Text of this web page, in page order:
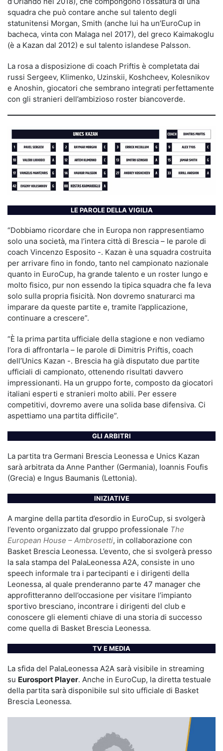
squadra che può contare anche sul talento degli
statunitensi Morgan, Smith (anche lui ha un’EuroCup in
bacheca, vinta con Malaga nel 2017), del greco Kaimakoglu
(è a Kazan dal 2012) e sul talento islandese Palsson.
La rosa a disposizione di coach Priftis è completata dai
russi Sergeev, Klimenko, Uzinskii, Koshcheev, Kolesnikov
e Anoshin, giocatori che sembrano integrati perfettamente
con gli stranieri dell’ambizioso roster biancoverde.
LE PAROLE DELLA VIGILIA
“Dobbiamo ricordare che in Europa non rappresentiamo
solo una società, ma l’intera città di Brescia – le parole di
coach Vincenzo Esposito -. Kazan è una squadra costruita
per arrivare fino in fondo, tanto nel campionato nazionale
quanto in EuroCup, ha grande talento e un roster lungo e
molto fisico, pur non essendo la tipica squadra che fa leva
solo sulla propria fisicità. Non dovremo snaturarci ma
imparare da queste partite e, tramite l’applicazione,
continuare a crescere”.
“È la prima partita ufficiale della stagione e non vediamo
l’ora di affrontarla – le parole di Dimitris Priftis, coach
dell’Unics Kazan -. Brescia ha già disputato due partite
ufficiali di campionato, ottenendo risultati davvero
impressionanti. Ha un gruppo forte, composto da giocatori
italiani esperti e stranieri molto abili. Per essere
competitivi, dovremo avere una solida base difensiva. Ci
aspettiamo una partita difficile”.
GLI ARBITRI
La partita tra Germani Brescia Leonessa e Unics Kazan
sarà arbitrata da Anne Panther (Germania), Ioannis Foufis
(Grecia) e Ingus Baumanis (Lettonia).
INIZIATIVE
A margine della partita d’esordio in EuroCup, si svolgerà
l’evento organizzato dal gruppo professionale The
European House – Ambrosetti, in collaborazione con
Basket Brescia Leonessa. L’evento, che si svolgerà presso
la sala stampa del PalaLeonessa A2A, consiste in uno
speech informale tra i partecipanti e i dirigenti della
Leonessa, al quale prenderanno parte 47 manager che
approfitteranno dell’occasione per visitare l’impianto
sportivo bresciano, incontrare i dirigenti del club e
conoscere gli elementi chiave di una storia di successo
come quella di Basket Brescia Leonessa.
TV E MEDIA
La sfida del PalaLeonessa A2A sarà visibile in streaming
su Eurosport Player. Anche in EuroCup, la diretta testuale
della partita sarà disponibile sul sito ufficiale di Basket
Brescia Leonessa.